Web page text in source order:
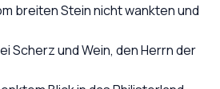
breiten Stein nicht wankten und
Scherz und Wein, den Herrn der